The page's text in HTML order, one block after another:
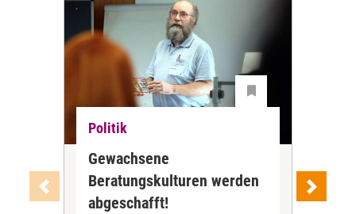
Politik
Gewachsene
Beratungskulturen werden
abgeschafft!